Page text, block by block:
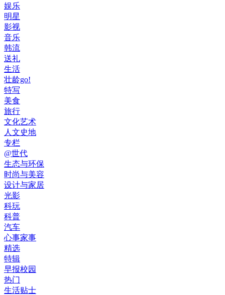
娱乐
明星
影视
音乐
韩流
送礼
生活
壮龄go!
特写
美食
旅行
文化艺术
人文史地
专栏
@世代
生态与环保
时尚与美容
设计与家居
光影
科玩
科普
汽车
心事家事
精选
特辑
早报校园
热门
生活贴士